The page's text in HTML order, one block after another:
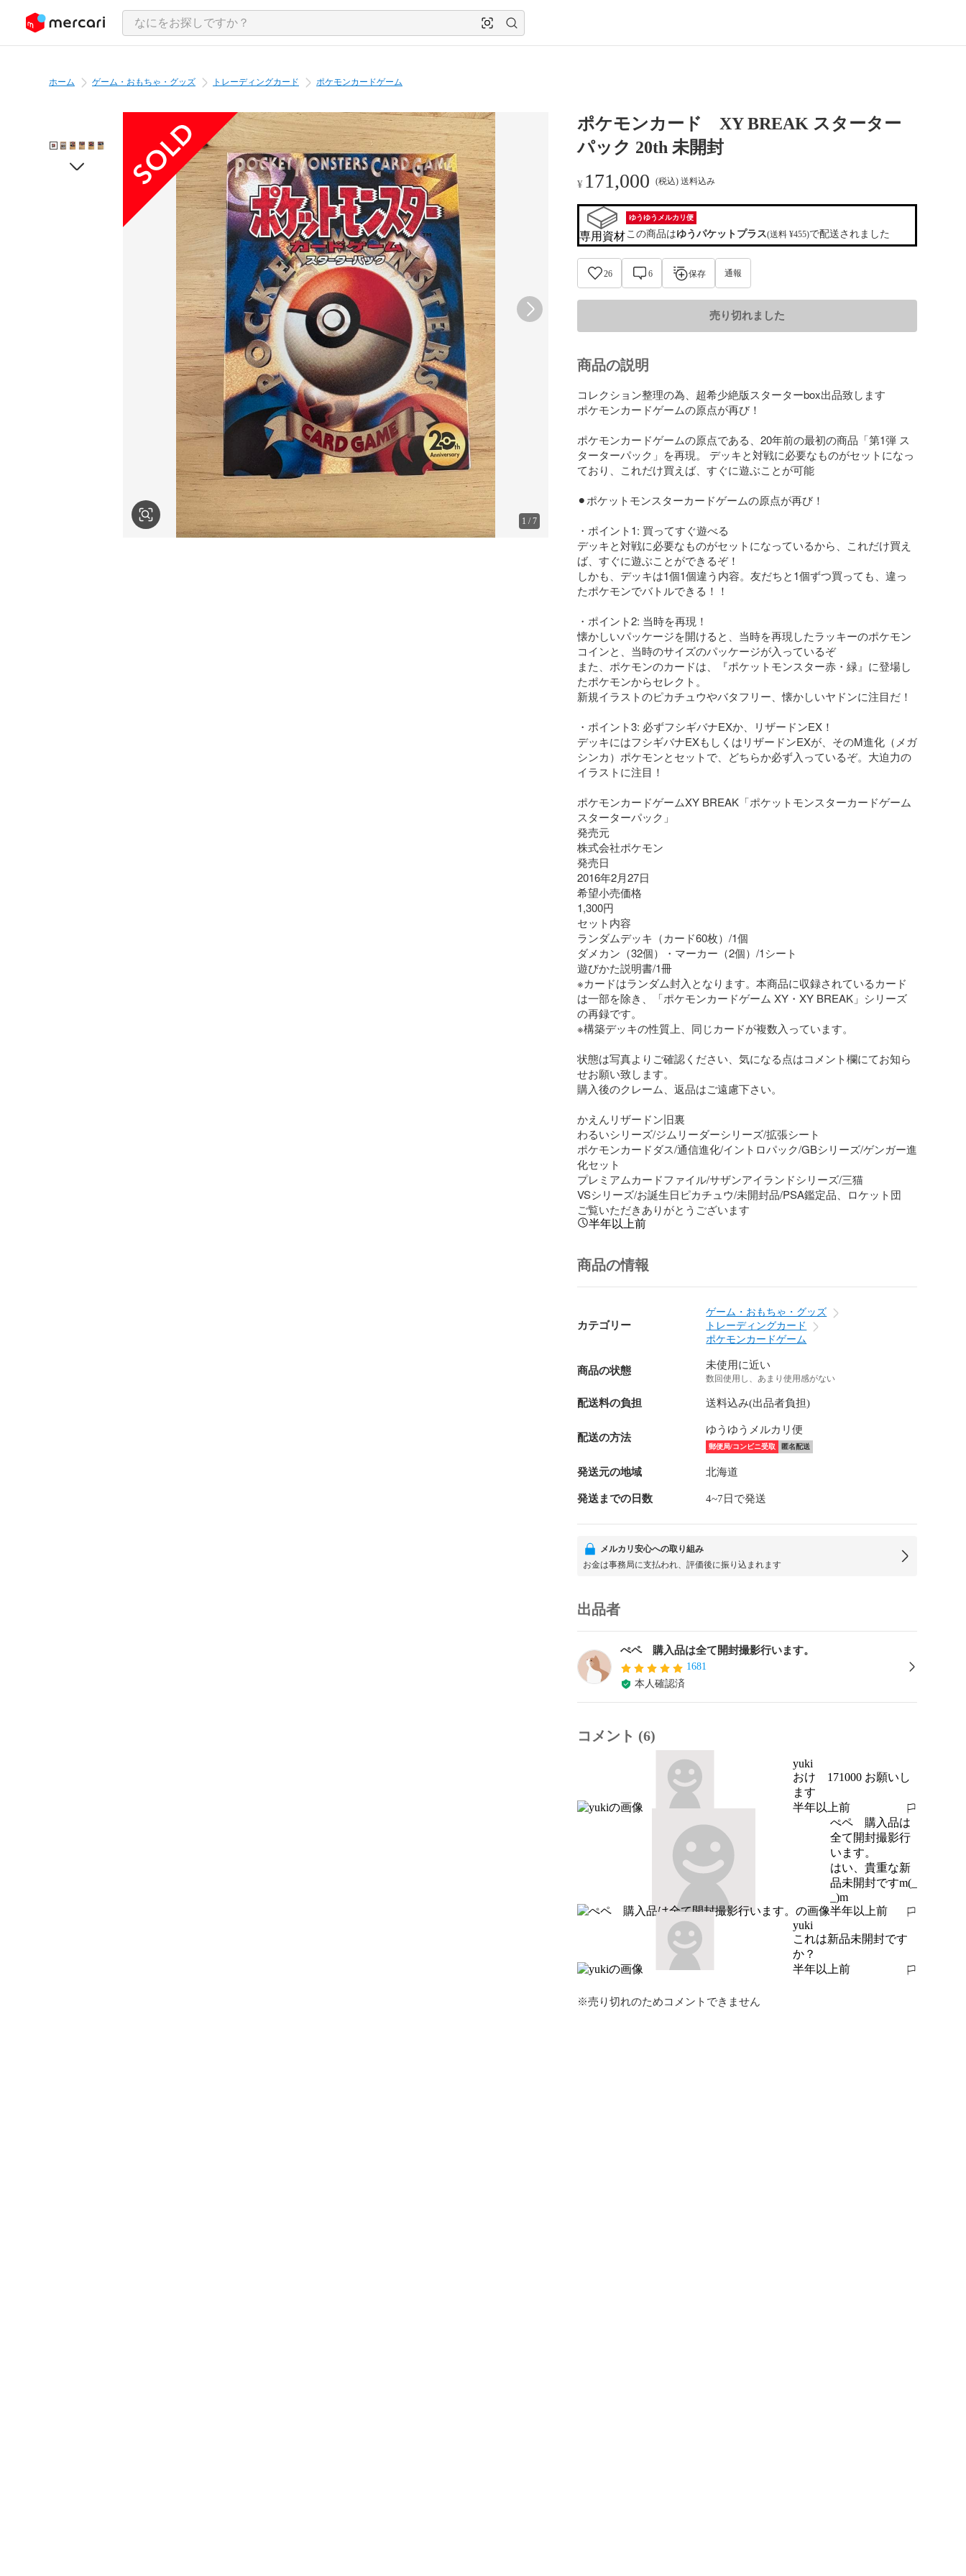
ツにスキップ
ホーム ゲーム・おもちゃ・グッズ トレーディングカード ポケモンカードゲーム
1 /7
ポケモンカード XY BREAK スターター
パック 20th 未開封
¥ 171,000 (税込) 送料込み
専用資材
ゆうゆうメルカリ便
この商品はゆうパケットプラス(送料 ¥455)で配送されました
26 6 保存 通報
売り切れました
商品の説明
コレクション整理の為、超希少絶版スターターbox出品致します
ポケモンカードゲームの原点が再び！
ポケモンカードゲームの原点である、20年前の最初の商品「第1弾 ス
ターターパック」を再現。 デッキと対戦に必要なものがセットになっ
ており、これだけ買えば、すぐに遊ぶことが可能
⚫︎ポケットモンスターカードゲームの原点が再び！
・ポイント1: 買ってすぐ遊べる
デッキと対戦に必要なものがセットになっているから、これだけ買え
ば、すぐに遊ぶことができるぞ！
しかも、デッキは1個1個違う内容。友だちと1個ずつ買っても、違っ
たポケモンでバトルできる！！
・ポイント2: 当時を再現！
懐かしいパッケージを開けると、当時を再現したラッキーのポケモン
コインと、当時のサイズのパッケージが入っているぞ
また、ポケモンのカードは、『ポケットモンスター赤・緑』に登場し
たポケモンからセレクト。
新規イラストのピカチュウやバタフリー、懐かしいヤドンに注目だ！
・ポイント3: 必ずフシギバナEXか、リザードンEX！
デッキにはフシギバナEXもしくはリザードンEXが、そのM進化（メガ
シンカ）ポケモンとセットで、どちらか必ず入っているぞ。大迫力の
イラストに注目！
ポケモンカードゲームXY BREAK「ポケットモンスターカードゲーム
スターターパック」
発売元
株式会社ポケモン
発売日
2016年2月27日
希望小売価格
1,300円
セット内容
ランダムデッキ（カード60枚）/1個
ダメカン（32個）・マーカー（2個）/1シート
遊びかた説明書/1冊
※カードはランダム封入となります。本商品に収録されているカード
は一部を除き、「ポケモンカードゲーム XY・XY BREAK」シリーズ
の再録です。
※構築デッキの性質上、同じカードが複数入っています。
状態は写真よりご確認ください、気になる点はコメント欄にてお知ら
せお願い致します。
購入後のクレーム、返品はご遠慮下さい。
かえんリザードン旧裏
わるいシリーズ/ジムリーダーシリーズ/拡張シート
ポケモンカードダス/通信進化/イントロパック/GBシリーズ/ゲンガー進
化セット
プレミアムカードファイル/サザンアイランドシリーズ/三猫
VSシリーズ/お誕生日ピカチュウ/未開封品/PSA鑑定品、ロケット団
ご覧いただきありがとうございます
半年以上前
商品の情報
カテゴリー
ゲーム・おもちゃ・グッズ
トレーディングカード
ポケモンカードゲーム
商品の状態 未使用に近い
数回使用し、あまり使用感がない
配送料の負担 送料込み(出品者負担)
配送の方法
ゆうゆうメルカリ便
郵便局/コンビニ受取 匿名配送
発送元の地域 北海道
発送までの日数 4~7日で発送
メルカリ安心への取り組み
お金は事務局に支払われ、評価後に振り込まれます
出品者
ぺペ 購入品は全て開封撮影行います。
1681
本人確認済
コメント (6)
yuki
おけ　171000 お願いし
ます
半年以上前
報告する
ぺペ 購入品は
全て開封撮影行
います。
はい、貴重な新
品未開封ですm(_
_)m
半年以上前
報告する
yuki
これは新品未開封です
か？
半年以上前
報告する
※売り切れのためコメントできません